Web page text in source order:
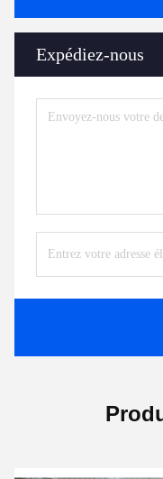
Expédiez-nous